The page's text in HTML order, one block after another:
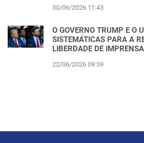
30/06/2026 11:43
O GOVERNO TRUMP E O
SISTEMÁTICAS PARA A
LIBERDADE DE
22/06/2026 09:59